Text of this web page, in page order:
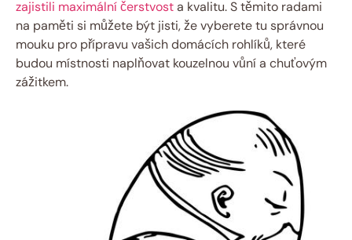
zajistili maximální čerstvosta kvalitu. S těmito radami
na paměti si můžete být jisti, že vyberete tu správnou
mouku pro přípravu vašich domácích rohlíků, které
budou místnosti naplňovat kouzelnou vůní a chuťovým
zážitkem.